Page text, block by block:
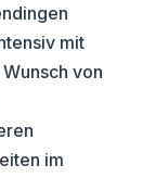
mit
von
im